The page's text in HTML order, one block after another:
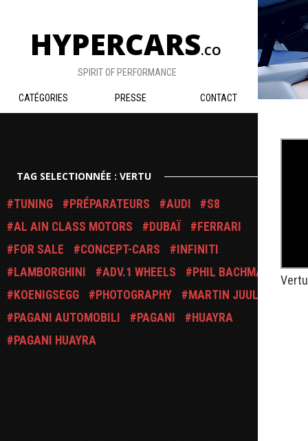
HYPERCARS.CO
SPIRIT OF PERFORMANCE
CATÉGORIES PRESSE CONTACT
TAG SELECTIONNÉE : VERTU
TUNING PRÉPARATEURS AUDI
S8
AL AIN CLASS MOTORS
DUBAÏ
FERRARI
FOR SALE
CONCEPT-CARS
INFINITI
LAMBORGHINI
ADV.1 WHEELS
PHIL BACHMAN
KOENIGSEGG
PHOTOGRAPHY
MARTIN JUUL
PAGANI AUTOMOBILI
PAGANI
HUAYRA
PAGANI HUAYRA